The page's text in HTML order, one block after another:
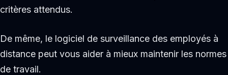
critères attendus.
De même, le logiciel de surveillance des employés à
distance peut vous aider à mieux maintenir les normes
de travail.